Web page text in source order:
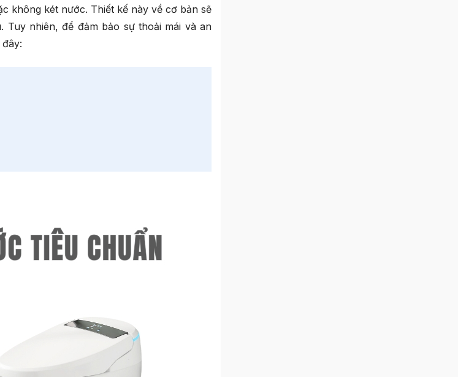
không két nước. Thiết kế này về cơ bản sẽ
Tuy nhiên, để đảm bảo sự thoải mái và an